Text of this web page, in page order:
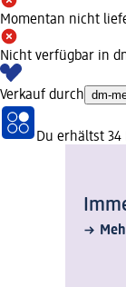
Momentan nicht
Nicht verfügbar in
Verkauf durch dm-
Du erhältst 34